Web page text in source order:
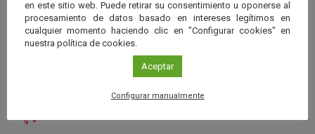
Turismo Astronómico Andalucía
Inscripción
Gratuita
Más información
Turismo Astronómico Andalucía
en este sitio web. Puede retirar su consentimiento u oponerse al
procesamiento de datos basado en intereses legítimos en
cualquier momento haciendo clic en "Configurar cookies" en
nuestra política de cookies.
Aceptar
Configurar manualmente